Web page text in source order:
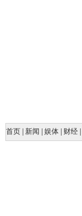
首页 新闻 娱体 财经